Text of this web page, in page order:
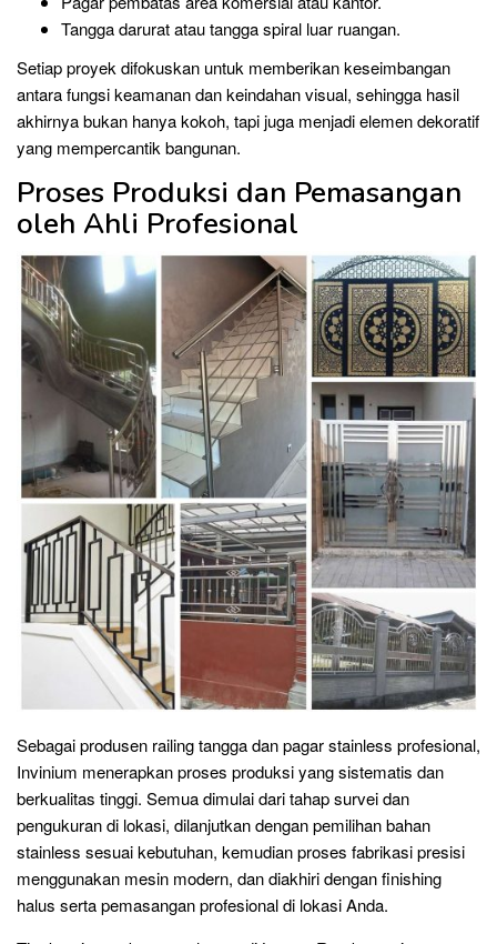
Tangga darurat atau tangga spiral luar ruangan.
Setiap proyek difokuskan untuk memberikan keseimbangan
antara fungsi keamanan dan keindahan visual, sehingga hasil
akhirnya bukan hanya kokoh, tapi juga menjadi elemen dekoratif
yang mempercantik bangunan.
Proses Produksi dan Pemasangan
oleh Ahli Profesional
Sebagai produsen railing tangga dan pagar stainless profesional,
Invinium menerapkan proses produksi yang sistematis dan
berkualitas tinggi. Semua dimulai dari tahap survei dan
pengukuran di lokasi, dilanjutkan dengan pemilihan bahan
stainless sesuai kebutuhan, kemudian proses fabrikasi presisi
menggunakan mesin modern, dan diakhiri dengan finishing
halus serta pemasangan profesional di lokasi Anda.